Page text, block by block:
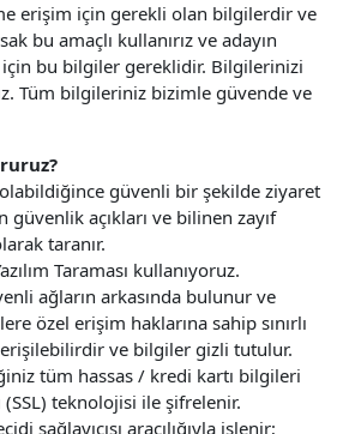
erişim için gerekli olan bilgilerdir ve
bu amaçlı kullanırız ve adayın
bu bilgiler gereklidir. Bilgilerinizi
Tüm bilgileriniz bizimle güvende ve
güvenli bir şekilde ziyaret
açıkları ve bilinen zayıf
taranır.
Taraması kullanıyoruz.
ağların arkasında bulunur ve
özel erişim haklarına sahip sınırlı
erişilebilirdir ve bilgiler gizli tutulur.
tüm hassas / kredi kartı bilgileri
(SSL) teknolojisi ile şifrelenir.
sağlayıcısı aracılığıyla işlenir;